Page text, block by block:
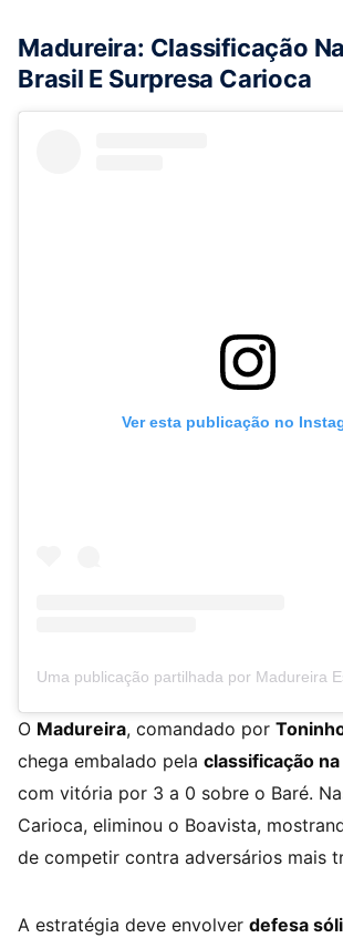
Madureira: Classificação
Brasil E Surpresa Carioca
Ver esta publicação no
O Madureira, comandado por
chega embalado pela classificação
com vitória por 3 a 0 sobre o Baré.
Carioca, eliminou o Boavista,
de competir contra adversários mais
A estratégia deve envolver defesa